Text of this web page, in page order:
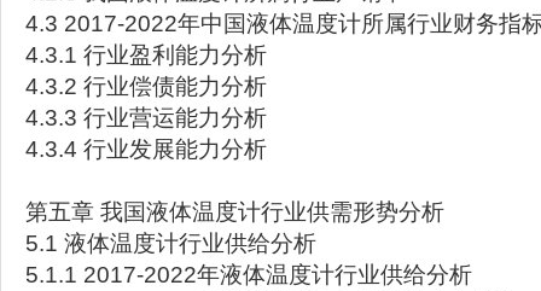
4.3 2017-2022年中国液体温度计所属行业财务指
4.3.1 行业盈利能力分析
4.3.2 行业偿债能力分析
4.3.3 行业营运能力分析
4.3.4 行业发展能力分析
第五章 我国液体温度计行业供需形势分析
5.1 液体温度计行业供给分析
5.1.1 2017-2022年液体温度计行业供给分析